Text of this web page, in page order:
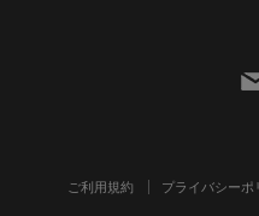
ご利用規約 プライバシーポ